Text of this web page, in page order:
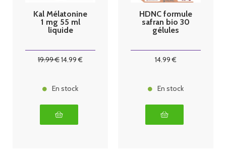
Kal Mélatonine
1 mg 55 ml
liquide
19.99€14.99 €
En stock
HDNC formule
safran bio 30
gélules
14.99 €
En stock